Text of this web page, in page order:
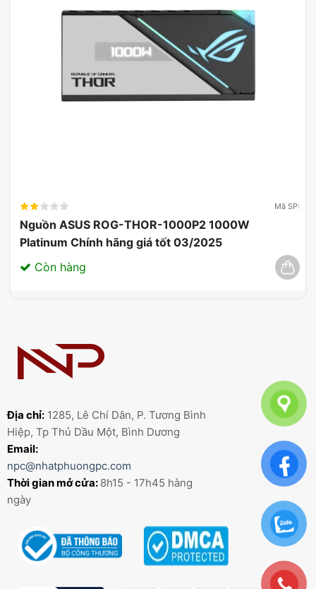
Mã SP:
Nguồn ASUS ROG-THOR-1000P2 1000W
Platinum Chính hãng giá tốt 03/2025
Còn hàng
Địa chỉ: 1285, Lê Chí Dân, P. Tương Bình
Hiệp, Tp Thủ Dầu Một, Bình Dương
Email:
npc@nhatphuongpc.com
Thời gian mở cửa: 8h15 - 17h45 hàng
ngày